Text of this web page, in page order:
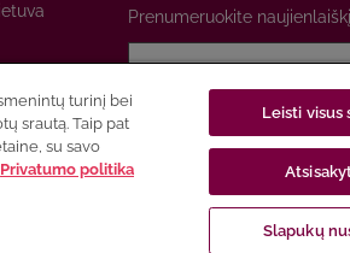
Prenumeruokite naujienlaiškį
privatumo
turinį bei
srautą. Taip pat
su savo
Privatumo politika
Leisti visus
Slapukų